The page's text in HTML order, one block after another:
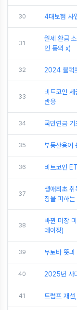
30 4대보험 사
31
월세 환급
인 동의 x)
32 2024 블랙
33
비트코인
반응
34 국민연금
35 부동산용어
36 비트코인
37
생애최초
징을 피하는
38
바뀐 미장
데이장)
39 무토바 뜻과
40 2025년 사
41 트럼프 재